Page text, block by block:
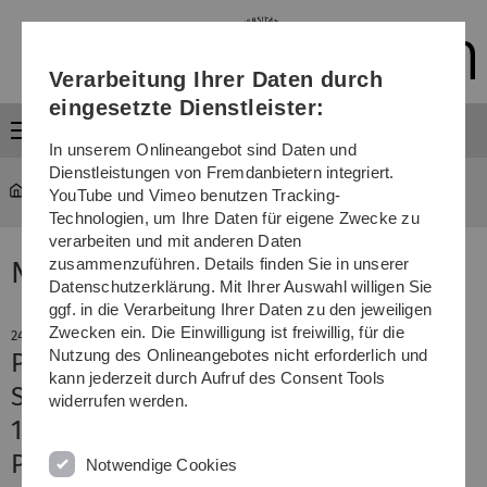
Direkt
Direkt
Direkt
(Sprache,
Drucken,
Media)
Direkt
Direkt
News
24. April 2025
Psychische Erkrankungen durch
Störungen im Immunsystem
17. Expertentagung zur
Psychoimmunologie in Günzburg
Verarbeitung Ihrer Daten durch
eingesetzte Dienstleister:
In unserem Onlineangebot sind Daten und
Dienstleistungen von Fremdanbietern integriert.
YouTube und Vimeo benutzen Tracking-
Technologien, um Ihre Daten für eigene Zwecke zu
verarbeiten und mit anderen Daten
zusammenzuführen. Details finden Sie in unserer
Datenschutzerklärung. Mit Ihrer Auswahl willigen Sie
ggf. in die Verarbeitung Ihrer Daten zu den jeweiligen
Zwecken ein. Die Einwilligung ist freiwillig, für die
Nutzung des Onlineangebotes nicht erforderlich und
kann jederzeit durch Aufruf des Consent Tools
widerrufen werden.
Notwendige Cookies